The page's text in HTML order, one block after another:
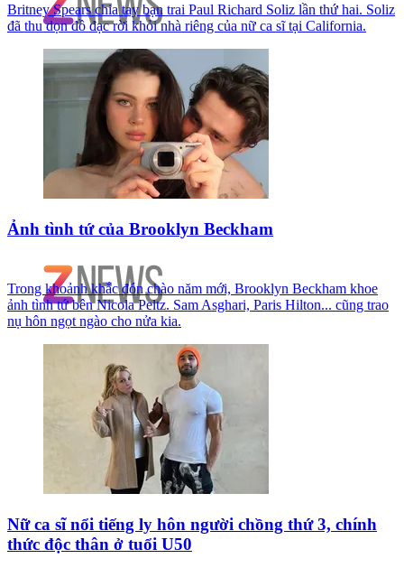
Britney Spears chia tay bạn trai Paul Richard Soliz lần thứ hai. Soliz
đã thu dọn đồ đạc rời khỏi nhà riêng của nữ ca sĩ tại California.
Ảnh tình tứ của Brooklyn Beckham
Trong khoảnh khắc đón chào năm mới, Brooklyn Beckham khoe
ảnh tình tứ bên Nicola Peltz. Sam Asghari, Paris Hilton... cũng trao
nụ hôn ngọt ngào cho nửa kia.
Nữ ca sĩ nổi tiếng ly hôn người chồng thứ 3, chính
thức độc thân ở tuổi U50